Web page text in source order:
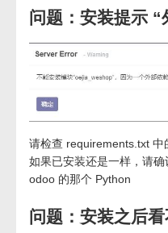
登录问题：安装提示 “
请检查 requirements.txt 中
如果已安装还是一样，请
odoo 的那个 Python
问题：安装之后